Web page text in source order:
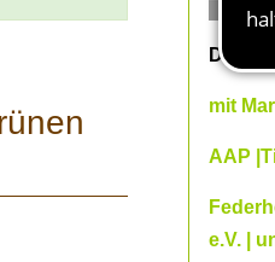
Dein
mit
AAP
e.V. |